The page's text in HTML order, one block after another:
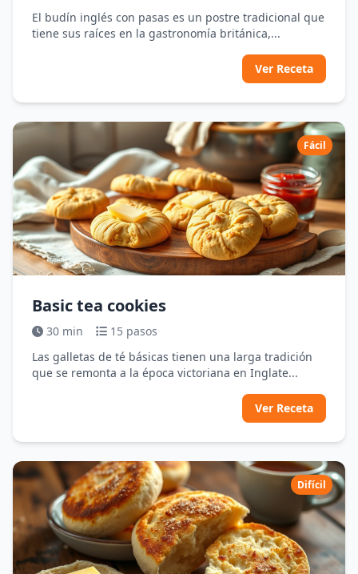
El budín inglés con pasas es un postre tradicional que
tiene sus raíces en la gastronomía británica,...
Ver Receta
Fácil
Basic tea cookies
30 min
15 pasos
Las galletas de té básicas tienen una larga tradición
que se remonta a la época victoriana en Inglate...
Ver Receta
Difícil